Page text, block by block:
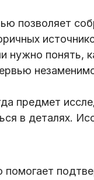
позволяет
нужно понять,
предмет
в деталях.
помогает